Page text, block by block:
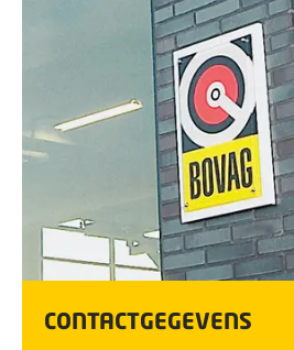
CONTACTGEGEVENS